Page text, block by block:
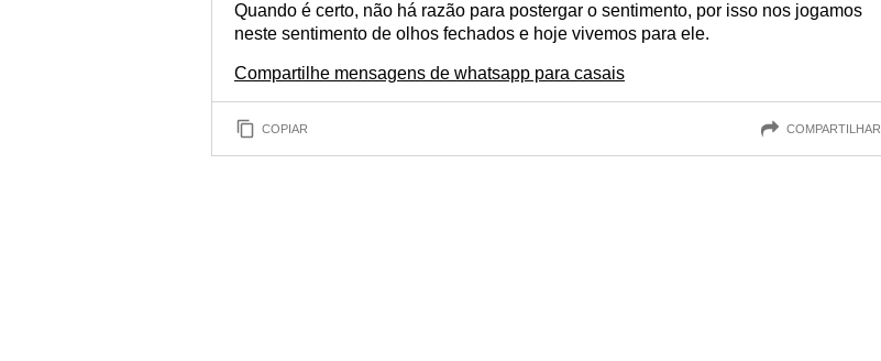
Quando é certo, não há razão para postergar o sentimento, por isso nos jogamos
neste sentimento de olhos fechados e hoje vivemos para ele.
Compartilhe mensagens de whatsapp para casais
COPIAR COMPARTILHAR